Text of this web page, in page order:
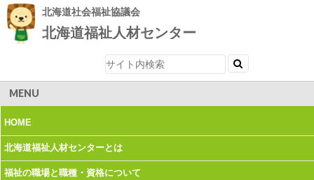
北海道社会福祉協議会
北海道福祉人材センター
MENU
HOME
北海道福祉人材センターとは
福祉の職場と職種・ 資格について